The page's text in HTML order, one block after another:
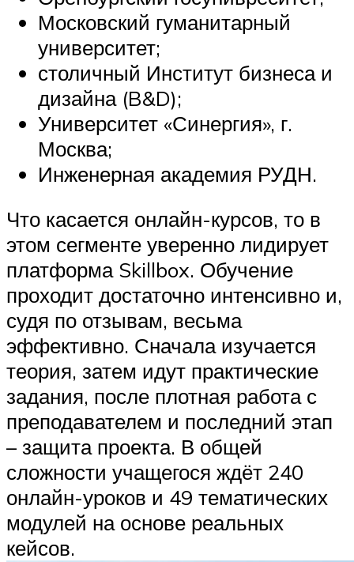
Московский гуманитарный
университет;
столичный Институт бизнеса и
дизайна (B&D);
Университет «Синергия», г.
Москва;
Инженерная академия РУДН.
Что касается онлайн-курсов, то в
этом сегменте уверенно лидирует
платформа Skillbox. Обучение
проходит достаточно интенсивно и,
судя по отзывам, весьма
эффективно. Сначала изучается
теория, затем идут практические
задания, после плотная работа с
преподавателем и последний этап
– защита проекта. В общей
сложности учащегося ждёт 240
онлайн-уроков и 49 тематических
модулей на основе реальных
кейсов.